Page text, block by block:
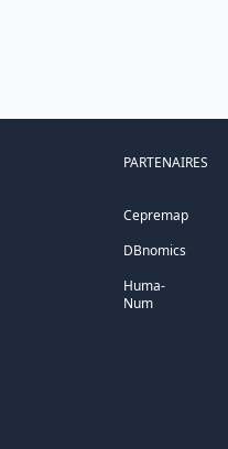
PARTENAIRES
Cepremap
DBnomics
Huma-
Num